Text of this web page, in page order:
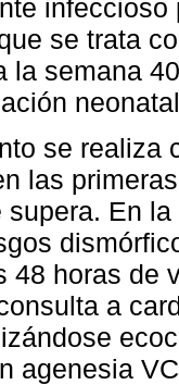
se trata
la semana
se realiza
las
supera. En
48 horas de
a
agenesia